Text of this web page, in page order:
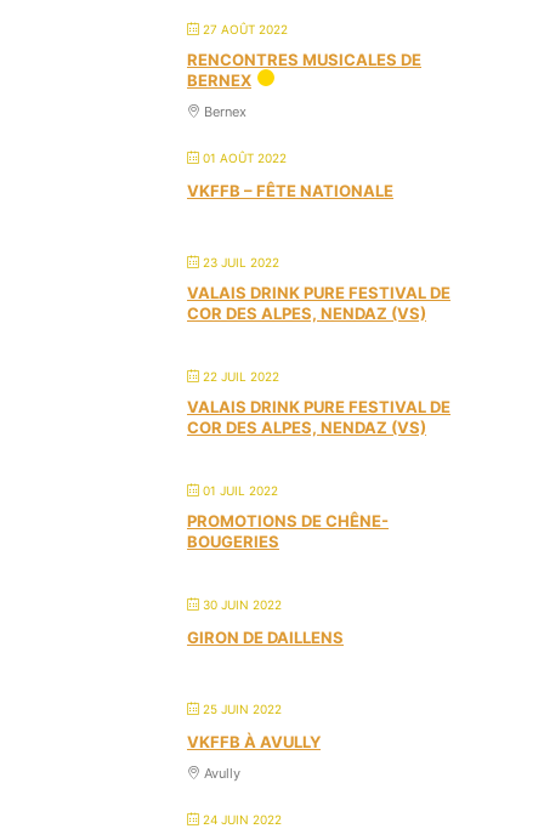
27 AOÛT 2022
RENCONTRES MUSICALES DE
BERNEX
Bernex
01 AOÛT 2022
VKFFB – FÊTE NATIONALE
23 JUIL 2022
VALAIS DRINK PURE FESTIVAL DE
COR DES ALPES, NENDAZ (VS)
22 JUIL 2022
VALAIS DRINK PURE FESTIVAL DE
COR DES ALPES, NENDAZ (VS)
01 JUIL 2022
PROMOTIONS DE CHÊNE-
BOUGERIES
30 JUIN 2022
GIRON DE DAILLENS
25 JUIN 2022
VKFFB À AVULLY
Avully
24 JUIN 2022